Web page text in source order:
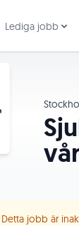
Lediga jobb
Detta jobb är